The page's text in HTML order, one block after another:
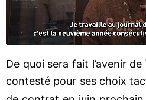
De quoi sera fait l’avenir de
contesté pour ses choix